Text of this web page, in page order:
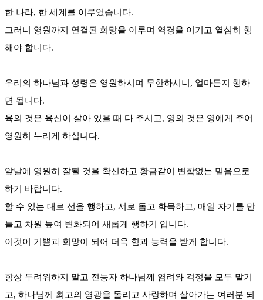
한 나라, 한 세계를 이루었습니다.
그러니 영원까지 연결된 희망을 이루며 역경을 이기고 열심히 행
해야 합니다.
우리의 하나님과 성령은 영원하시며 무한하시니, 얼마든지 행하
면 됩니다.
육의 것은 육신이 살아 있을 때 다 주시고, 영의 것은 영에게 주어
영원히 누리게 하십니다.
앞날에 영원히 잘될 것을 확신하고 황금같이 변함없는 믿음으로
하기 바랍니다.
할 수 있는 대로 선을 행하고, 서로 돕고 화목하고, 매일 자기를 만
들고 차원 높여 변화되어 새롭게 행하기 입니다.
이것이 기쁨과 희망이 되어 더욱 힘과 능력을 받게 합니다.
항상 두려워하지 말고 전능자 하나님께 염려와 걱정을 모두 맡기
고, 하나님께 최고의 영광을 돌리고 사랑하며 살아가는 여러분 되